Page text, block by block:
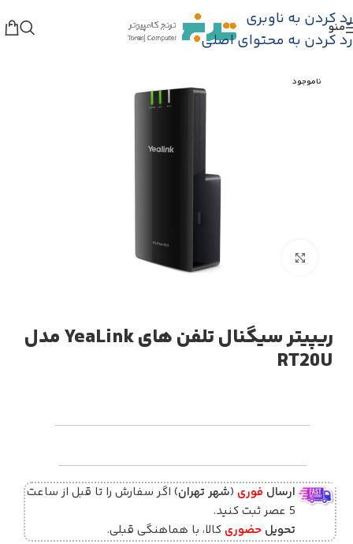
رد کردن به ناوبری
رد کردن به محتوای اصلی
منو
/فروشگاه/تجهیزات اکتیو شبکه/تجهیزات VoIP یالینک
ناموجود
بزرگنمایی تصویر
ریپیتر سیگنال تلفن های YeaLink مدل
RT20U
ارسال فوری (شهر تهران) اگر سفارش را تا قبل از ساعت
5 عصر ثبت کنید.
تحویل حضوری کالا، با هماهنگی قبلی.